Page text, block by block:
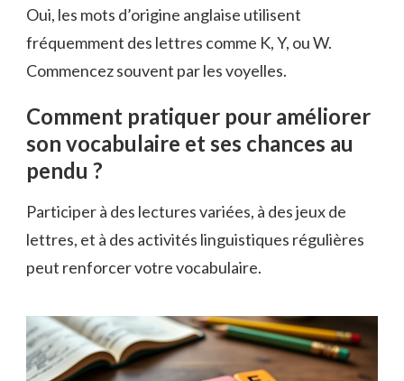
Oui, les mots d’origine anglaise utilisent
fréquemment des lettres comme K, Y, ou W.
Commencez souvent par les voyelles.
Comment pratiquer pour améliorer
son vocabulaire et ses chances au
pendu ?
Participer à des lectures variées, à des jeux de
lettres, et à des activités linguistiques régulières
peut renforcer votre vocabulaire.